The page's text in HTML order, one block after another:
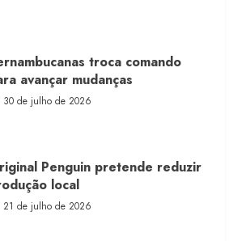
troca comando
avançar mudanças
30 de julho de 2026
Penguin pretende reduzir
local
21 de julho de 2026